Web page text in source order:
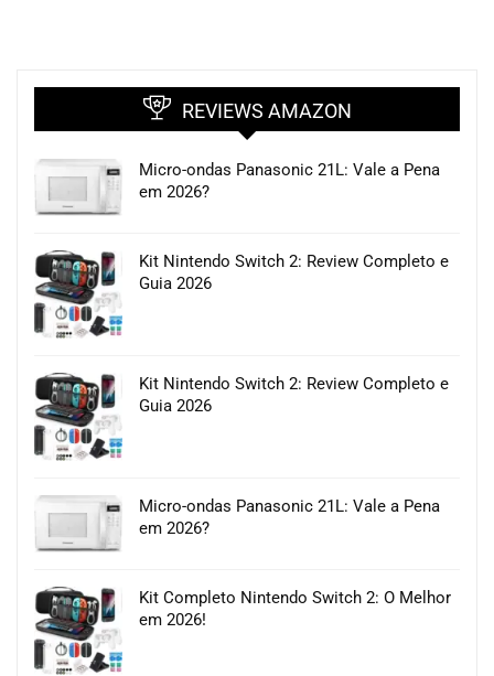
REVIEWS AMAZON
Micro-ondas Panasonic 21L: Vale a Pena
em 2026?
Kit Nintendo Switch 2: Review Completo e
Guia 2026
Kit Nintendo Switch 2: Review Completo e
Guia 2026
Micro-ondas Panasonic 21L: Vale a Pena
em 2026?
Kit Completo Nintendo Switch 2: O Melhor
em 2026!